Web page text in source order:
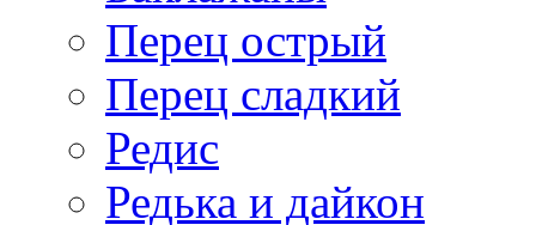
Перец острый
Перец сладкий
Редис
Редька и дайкон